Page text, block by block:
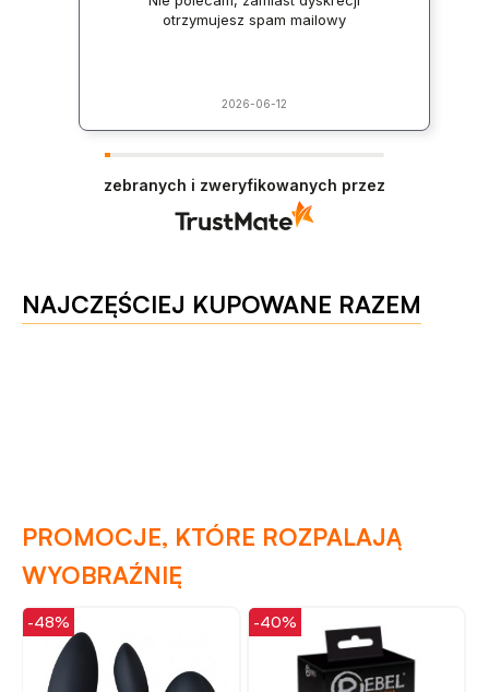
otrzymujesz spam mailowy
2026-06-12
zebranych i zweryfikowanych przez
NAJCZĘŚCIEJ KUPOWANE RAZEM
PROMOCJE, KTÓRE ROZPALAJĄ
WYOBRAŹNIĘ
-48% -40%